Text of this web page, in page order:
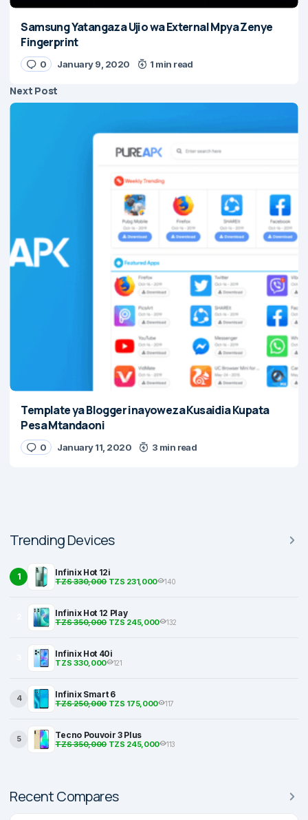
Samsung Yatangaza Ujio wa External Mpya Zenye
Fingerprint
0 January 9, 2020 1 min read
Next Post
Template ya Blogger inayoweza Kusaidia Kupata
Pesa Mtandaoni
0 January 11, 2020 3 min read
Trending Devices
1 Infinix Hot 12i
TZS 330,000TZS 231,000 140
Infinix Hot 12 Play
TZS 350,000TZS 245,000 132
Infinix Hot 40i
TZS 330,000 121
4 Infinix Smart 6
TZS 250,000TZS 175,000 117
5 Tecno Pouvoir 3 Plus
TZS 350,000TZS 245,000 113
Recent Compares